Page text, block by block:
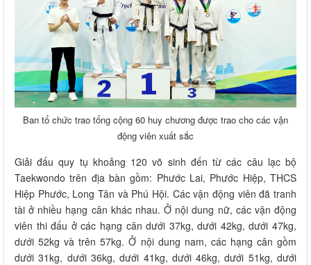
Ban tổ chức trao tổng cộng 60 huy chương được trao cho các vận
động viên xuất sắc
Giải đấu quy tụ khoảng 120 võ sinh đến từ các câu lạc bộ
Taekwondo trên địa bàn gồm: Phước Lai, Phước Hiệp, THCS
Hiệp Phước, Long Tân và Phú Hội. Các vận động viên đã tranh
tài ở nhiều hạng cân khác nhau. Ở nội dung nữ, các vận động
viên thi đấu ở các hạng cân dưới 37kg, dưới 42kg, dưới 47kg,
dưới 52kg và trên 57kg. Ở nội dung nam, các hạng cân gồm
dưới 31kg, dưới 36kg, dưới 41kg, dưới 46kg, dưới 51kg, dưới